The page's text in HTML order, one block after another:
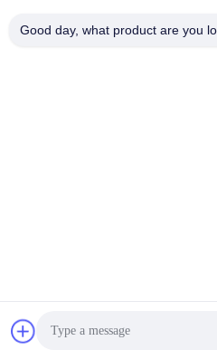
Il design umanizzato può essere
Good day, what product are you